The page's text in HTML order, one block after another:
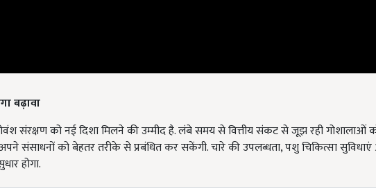
संरक्षण को नई दिशा मिलने की उम्मीद है. लंबे समय से वित्तीय संकट से जूझ रही गोशालाओं
संसाधनों को बेहतर तरीके से प्रबंधित कर सकेंगी. चारे की उपलब्धता, पशु चिकित्सा
होगा.